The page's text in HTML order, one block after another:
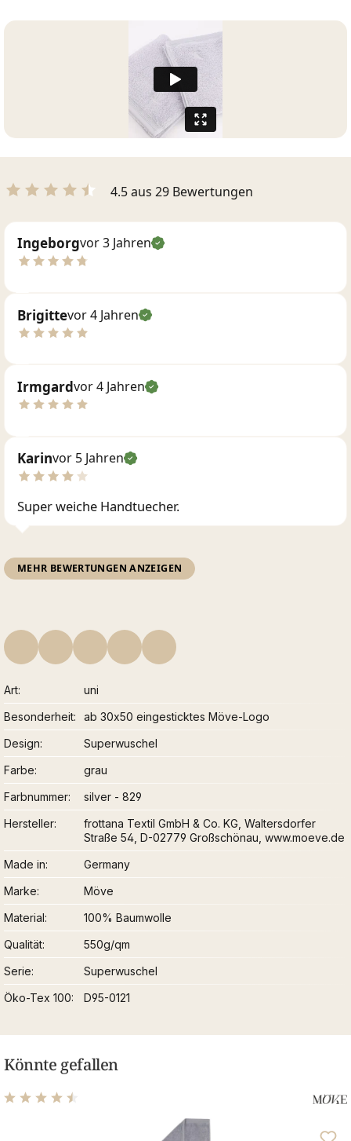
4.5 aus 29 Bewertungen
Ingeborgvor 3 Jahren
Brigittevor 4 Jahren
Irmgardvor 4 Jahren
Karinvor 5 Jahren
Super weiche Handtuecher.
MEHR BEWERTUNGEN ANZEIGEN
Art
uni
Besonderheit
ab 30x50 eingesticktes Möve-Logo
Design
Superwuschel
Farbe
grau
Farbnummer
silver - 829
Hersteller
frottana Textil GmbH & Co. KG, Waltersdorfer
Straße 54, D-02779 Großschönau, www.moeve.de
Made in
Germany
Marke
Möve
Material
100% Baumwolle
Qualität
550g/qm
Serie
Superwuschel
Öko-Tex 100
D95-0121
Könnte gefallen
Durchschnittliche Bewertung von 4.48 von 5 Sternen